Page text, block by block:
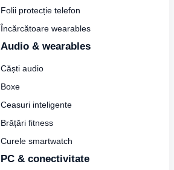
Folii protecție telefon
Încărcătoare wearables
Audio & wearables
Căști audio
Boxe
Ceasuri inteligente
Brățări fitness
Curele smartwatch
PC & conectivitate